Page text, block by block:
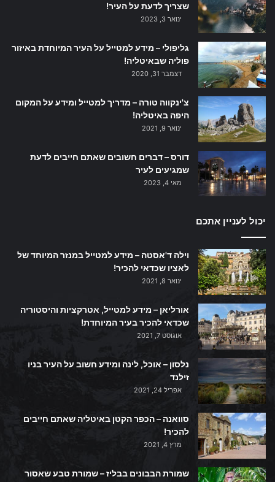
שצריך לדעת על העיר!
ינואר 3, 2023
גליפולי – מידע למטייל על העיר המיוחדת באיזור
פוליה שבאיטליה!
דצמבר 31, 2020
צ'ינקווה טורה – מדריך למטייל ומידע על המקום
היפה באיטליה!
ינואר 9, 2021
דורס – דברים חשובים שאתם חייבים לדעת
שמגיעים לעיר
מאי 4, 2023
יכול לעניין אתכם
וילה ד'אסטה – מידע למטייל במנזר המיוחד של
לאציו שכדאי להכיר!
ינואר 8, 2021
אורליאן – מידע למטייל, אטרקציות והיסטוריה
שכדאי להכיר בעיר המיוחדת!
אוגוסט 7, 2021
נלסון – אוכל, לינה ומידע חשוב על העיר בניו
זילנד
אפריל 24, 2021
סוואנה – הכפר הקטן באיטליה שאתם חייבים
להכיר!
מרץ 4, 2021
שמורת הבבונים בבליז – שמורת טבע שאסור